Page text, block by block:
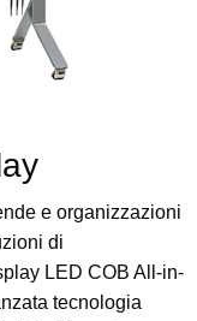
e organizzazioni
di
LED COB All-in-
tecnologia